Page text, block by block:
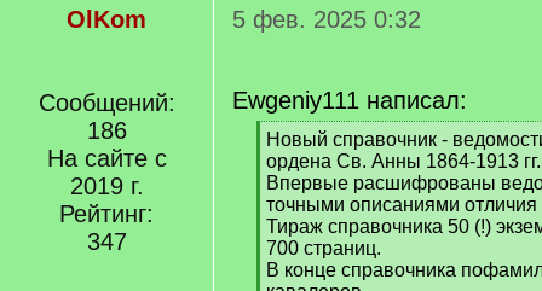
OlKom
Сообщений:
186
На сайте с
2019 г.
Рейтинг:
347
5 фев. 2025 0:32
Ewgeniy111 написал:
[
q
]
Новый справочник -
ордена Св. Анны 1864-1913 гг.
Впервые расшифрованы
точными описаниями
Тираж справочника 50 (!)
700 страниц.
В конце справочника